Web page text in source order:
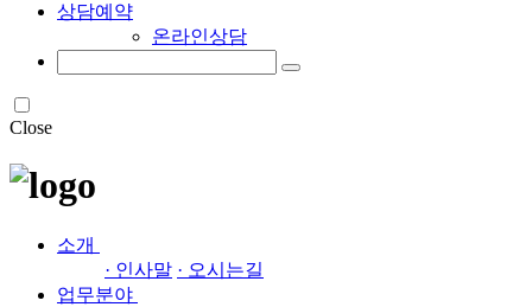
상담예약
온라인상담
Close
소개
· 인사말 · 오시는길
업무분야